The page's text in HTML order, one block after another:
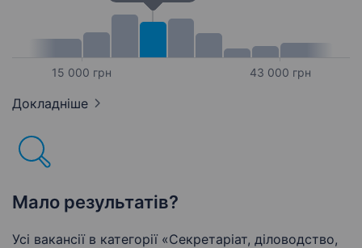
15 000 грн 43 000 грн
Докладніше
Мало результатів?
Усі вакансії в категорії «Секретаріат, діловодство,